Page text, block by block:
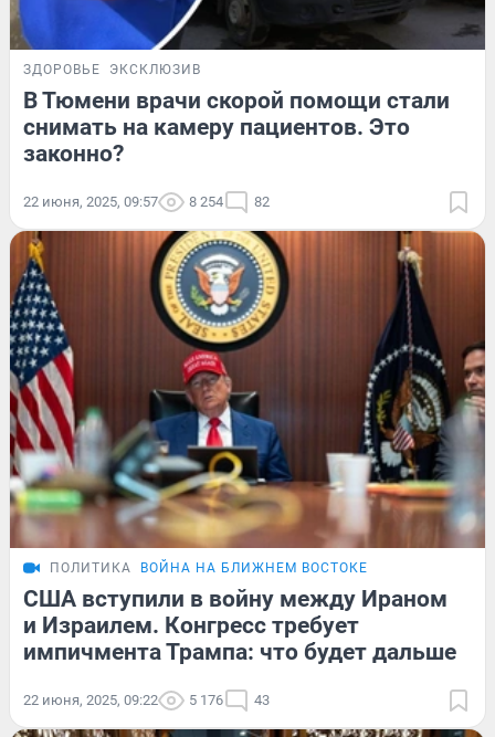
ЗДОРОВЬЕ ЭКСКЛЮЗИВ
В Тюмени врачи скорой помощи стали
снимать на камеру пациентов. Это
законно?
22 июня, 2025, 09:57 8 254 82
ПОЛИТИКА ВОЙНА НА БЛИЖНЕМ ВОСТОКЕ
США вступили в войну между Ираном
и Израилем. Конгресс требует
импичмента Трампа: что будет дальше
22 июня, 2025, 09:22 5 176 43